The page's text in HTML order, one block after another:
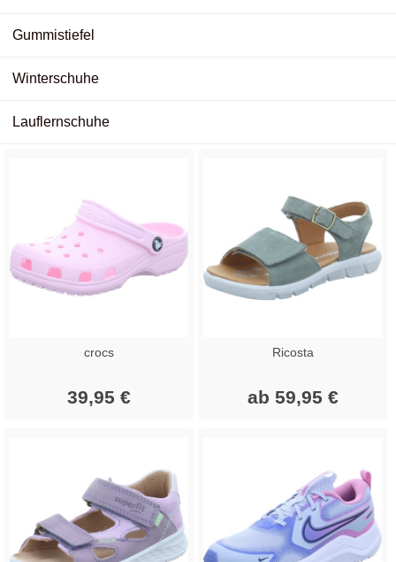
Gummistiefel
Winterschuhe
Lauflernschuhe
crocs
39,95 €
Ricosta
ab 59,95 €